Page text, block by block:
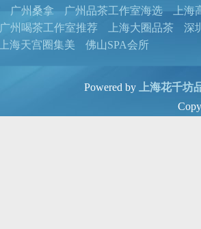
广州桑拿 广州品茶工作室海选
上海
广州喝茶工作室推荐 上海大圈品茶
深
上海天宫圈集美 佛山SPA会所
Powered by
上海花千坊